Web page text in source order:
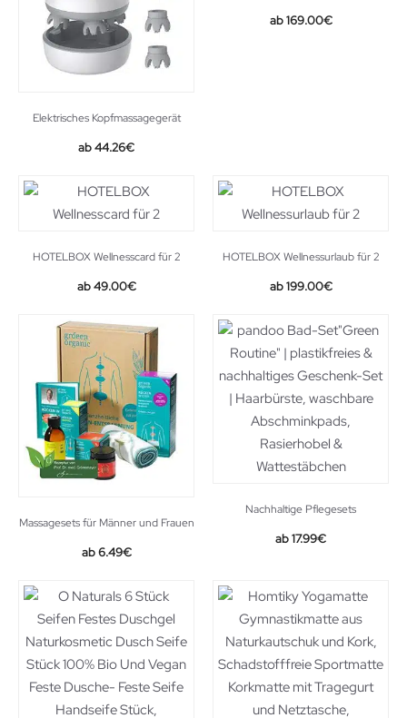
Elektrisches Kopfmassagegerät
Original
was:
44.26€Current
is:
169.00€
HOTELBOX Wellnesscard für 2
49.00€
HOTELBOX Wellnessurlaub für 2
199.00€
Massagesets für Männer und Frauen
6.49€
Nachhaltige Pflegesets
17.99€